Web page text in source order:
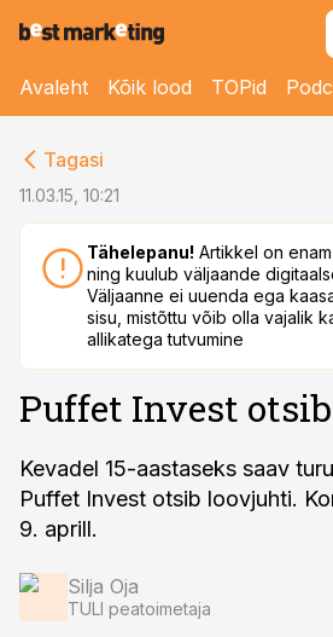
Avaleht Kõik lood TOPid
Tagasi
11.03.15, 10:21
Tähelepanu! Artikkel on
ning kuulub väljaande
Väljaanne ei uuenda ega
sisu, mistõttu võib olla vajalik
allikatega tutvumine
Puffet Invest
Kevadel 15-aastaseks saav
Puffet Invest otsib loovjuhti.
9. aprill.
Silja Oja
TULI peatoimetaja